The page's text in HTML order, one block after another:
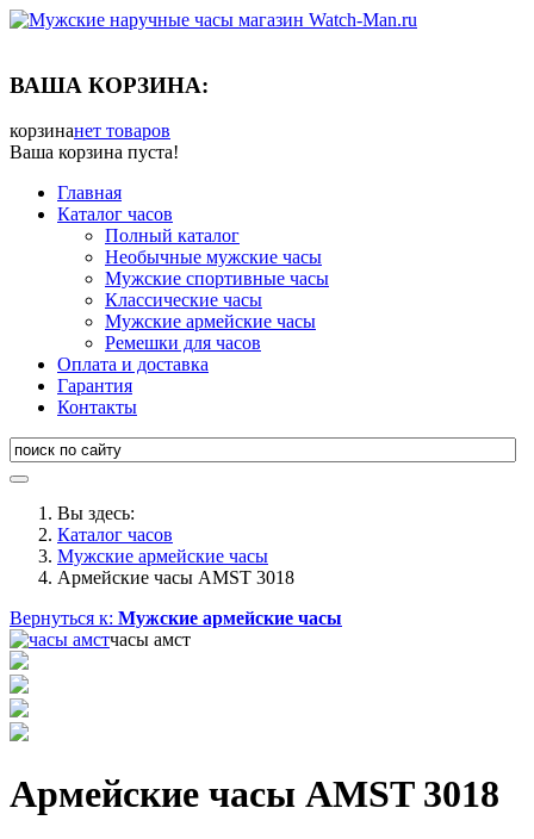
ВАША КОРЗИНА:
корзинанет товаров
Ваша корзина пуста!
Главная
Каталог часов
Полный каталог
Необычные мужские часы
Мужские спортивные часы
Классические часы
Мужские армейские часы
Ремешки для часов
Оплата и доставка
Гарантия
Контакты
Вы здесь:
Каталог часов
Мужские армейские часы
Армейские часы AMST 3018
Вернуться к: Мужские армейские часы
часы амст
Армейские часы AMST 3018